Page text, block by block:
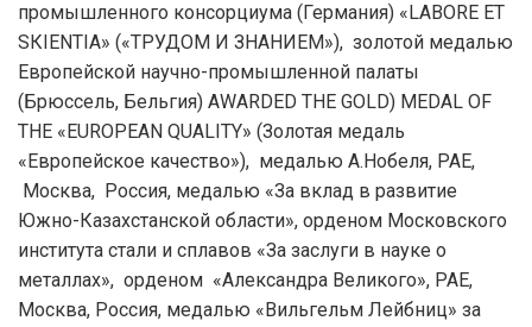
промышленного консорциума (Германия) «LАВОRЕ ЕТ
SКIЕNTIА» («ТРУДОМ И ЗНАНИЕМ»), золотой медалью
Европейской научно-промышленной палаты
(Брюссель, Бельгия) АWАRDЕD ТНЕ GОLD) МЕDАL ОF
ТНЕ «ЕURОРЕАN QUALITY» (Золотая медаль
«Европейское качество»), медалью А.Нобеля, РАЕ,
Москва, Россия, медалью «За вклад в развитие
Южно-Казахстанской области», орденом Московского
института стали и сплавов «За заслуги в науке о
металлах», орденом «Александра Великого», РАЕ,
Москва, Россия, медалью «Вильгельм Лейбниц» за